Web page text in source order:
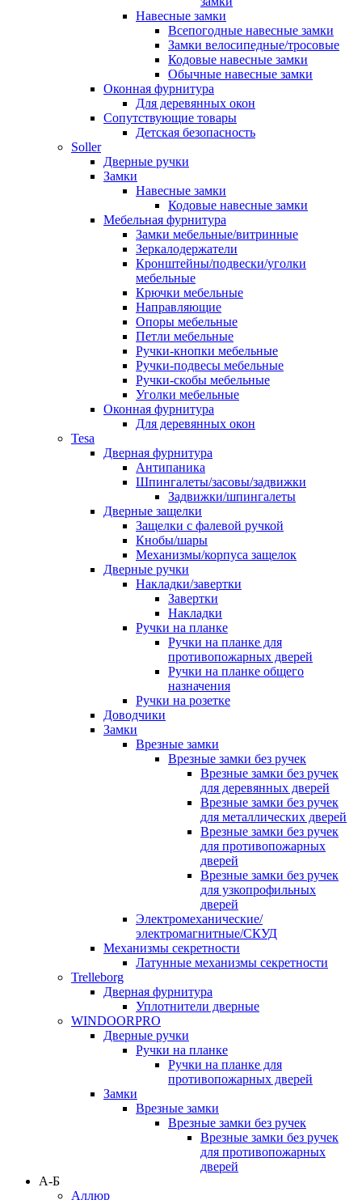
Навесные замки
Всепогодные навесные замки
Замки велосипедные/тросовые
Кодовые навесные замки
Обычные навесные замки
Оконная фурнитура
Для деревянных окон
Сопутствующие товары
Детская безопасность
Soller
Дверные ручки
Замки
Навесные замки
Кодовые навесные замки
Мебельная фурнитура
Замки мебельные/витринные
Зеркалодержатели
Кронштейны/подвески/уголки
мебельные
Крючки мебельные
Направляющие
Опоры мебельные
Петли мебельные
Ручки-кнопки мебельные
Ручки-подвесы мебельные
Ручки-скобы мебельные
Уголки мебельные
Оконная фурнитура
Для деревянных окон
Tesa
Дверная фурнитура
Антипаника
Шпингалеты/засовы/задвижки
Задвижки/шпингалеты
Дверные защелки
Защелки с фалевой ручкой
Кнобы/шары
Механизмы/корпуса защелок
Дверные ручки
Накладки/завертки
Завертки
Накладки
Ручки на планке
Ручки на планке для
противопожарных дверей
Ручки на планке общего
назначения
Ручки на розетке
Доводчики
Замки
Врезные замки
Врезные замки без ручек
Врезные замки без ручек
для деревянных дверей
Врезные замки без ручек
для металлических дверей
Врезные замки без ручек
для противопожарных
дверей
Врезные замки без ручек
для узкопрофильных
дверей
Электромеханические/
электромагнитные/СКУД
Механизмы секретности
Латунные механизмы секретности
Trelleborg
Дверная фурнитура
Уплотнители дверные
WINDOORPRO
Дверные ручки
Ручки на планке
Ручки на планке для
противопожарных дверей
Замки
Врезные замки
Врезные замки без ручек
Врезные замки без ручек
для противопожарных
дверей
А-Б
Аллюр